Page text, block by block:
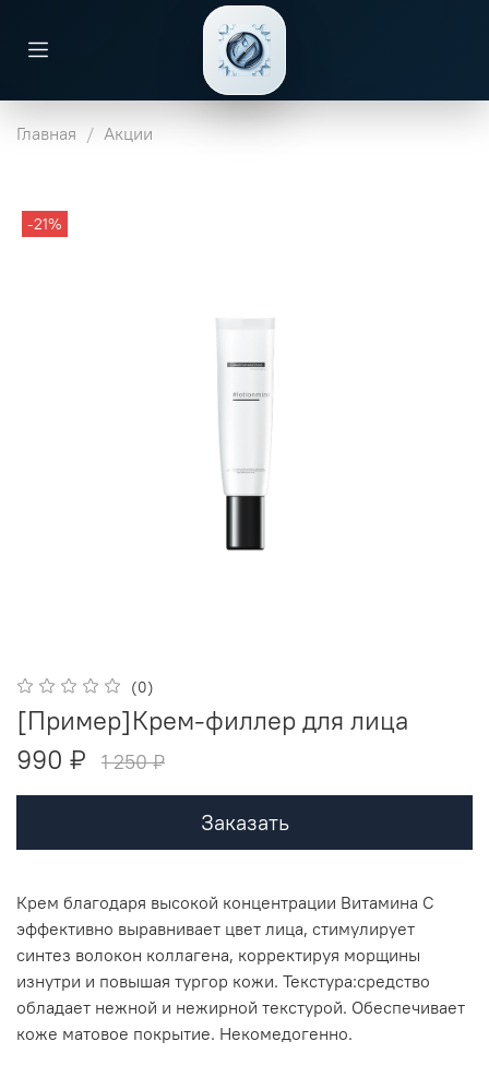
Главная Акции
-21%
(0)
[Пример]Крем-филлер для лица
990 ₽
1 250 ₽
Заказать
Крем благодаря высокой концентрации Витамина С
эффективно выравнивает цвет лица, стимулирует
синтез волокон коллагена, корректируя морщины
изнутри и повышая тургор кожи. Текстура:средство
обладает нежной и нежирной текстурой. Обеспечивает
коже матовое покрытие. Некомедогенно.